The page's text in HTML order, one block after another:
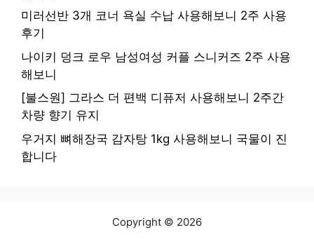
미러선반 3개 코너 욕실 수납 사용해보니 2주 사용
후기
나이키 덩크 로우 남성여성 커플 스니커즈 2주 사용
해보니
[불스원] 그라스 더 편백 디퓨저 사용해보니 2주간
차량 향기 유지
우거지 뼈해장국 감자탕 1kg 사용해보니 국물이 진
합니다
Copyright © 2026